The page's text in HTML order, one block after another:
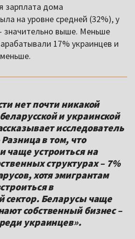
зарплата дома
на уровне средней (32%), у
значительно выше. Меньше
17% украинцев и
нет почти никакой
и украинской
исследователь
в том, что
чаще устроиться на
структурах – 7%
хотя эмигрантам
в
сектор. Беларусы чаще
собственный бизнес –
украинцев».